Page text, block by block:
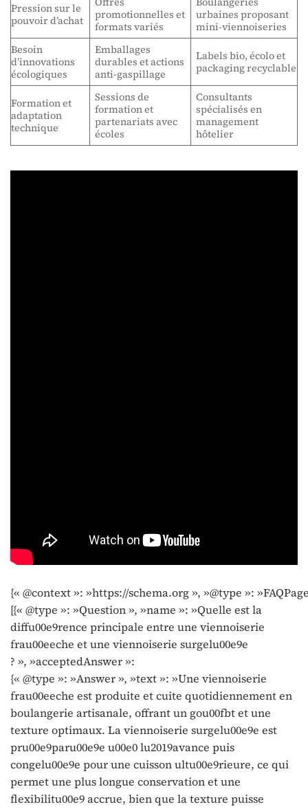
Pression sur le
pouvoir d’achat
promotionnelles et
formats variés
urbaines proposant
mini-viennoiseries
Besoin
d’innovations
écologiques
Emballages
durables et actions
anti-gaspillage
Labels bio, écolo et
packaging recyclable
Formation et
adaptation
technique
Sessions de
formation et
partenariats avec
écoles
Consultants
spécialisés en
management
hôtelier
{« @context »: »https://schema.org », »@type »:
[{« @type »: »Question », »name »: »Quelle est la
diffu00e9rence principale entre une viennoiserie
frau00eeche et une viennoiserie surgelu00e9e
? », »acceptedAnswer »:
{« @type »: »Answer », »text »: »Une viennoiserie
frau00eeche est produite et cuite quotidiennement en
boulangerie artisanale, offrant un gou00fbt et une
texture optimaux. La viennoiserie surgelu00e9e est
pru00e9paru00e9e u00e0 lu2019avance puis
congelu00e9e pour une cuisson ultu00e9rieure, ce qui
permet une plus longue conservation et une
flexibilitu00e9 accrue, bien que la texture puisse